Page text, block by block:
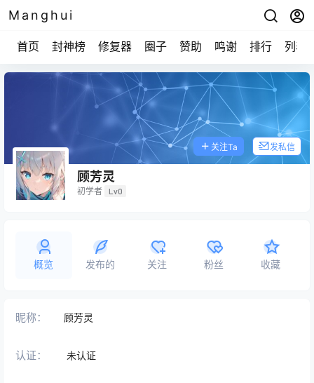
Manghui
首页 封神榜 修复器 圈子 赞助 鸣谢 排行 列表
顾芳灵
初学者 Lv0
关注Ta 发私信
概览 发布的 关注 粉丝 收藏
昵称： 顾芳灵
认证： 未认证